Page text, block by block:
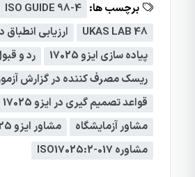
برچسب ها: ISO GUIDE 98-4
UKAS LAB 48
ارزیابی
پیاده سازی ایزو 17025
رد و
ریسک مصرف کننده در گزارش
قواعد تصمیم گیری در ایزو 17025
مشاور آزمایشگاه
مشاور ایزو 17025
مشاوره ISO17025:2-017